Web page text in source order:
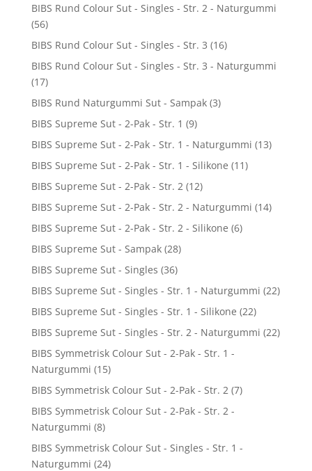
BIBS Rund Colour Sut - Singles - Str. 2 - Naturgummi
(56)
BIBS Rund Colour Sut - Singles - Str. 3 (16)
BIBS Rund Colour Sut - Singles - Str. 3 - Naturgummi
(17)
BIBS Rund Naturgummi Sut - Sampak (3)
BIBS Supreme Sut - 2-Pak - Str. 1 (9)
BIBS Supreme Sut - 2-Pak - Str. 1 - Naturgummi (13)
BIBS Supreme Sut - 2-Pak - Str. 1 - Silikone (11)
BIBS Supreme Sut - 2-Pak - Str. 2 (12)
BIBS Supreme Sut - 2-Pak - Str. 2 - Naturgummi (14)
BIBS Supreme Sut - 2-Pak - Str. 2 - Silikone (6)
BIBS Supreme Sut - Sampak (28)
BIBS Supreme Sut - Singles (36)
BIBS Supreme Sut - Singles - Str. 1 - Naturgummi (22)
BIBS Supreme Sut - Singles - Str. 1 - Silikone (22)
BIBS Supreme Sut - Singles - Str. 2 - Naturgummi (22)
BIBS Symmetrisk Colour Sut - 2-Pak - Str. 1 -
Naturgummi (15)
BIBS Symmetrisk Colour Sut - 2-Pak - Str. 2 (7)
BIBS Symmetrisk Colour Sut - 2-Pak - Str. 2 -
Naturgummi (8)
BIBS Symmetrisk Colour Sut - Singles - Str. 1 -
Naturgummi (24)